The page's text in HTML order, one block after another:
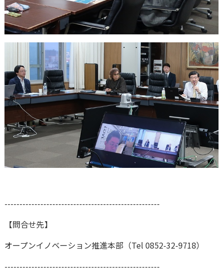
----------------------------------------------------
【問合せ先】
オープンイノベーション推進本部（Tel 0852-32-9718）
----------------------------------------------------